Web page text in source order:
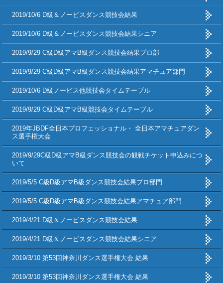
2019/10/6 D級＆ノービスダンス競技会結果
2019/10/6 D級＆ノービスダンス競技会結果シニア
2019/9/29 C級D級アマB級ダンス競技会結果プロ部
2019/9/29 C級D級アマB級ダンス競技会結果アマチュア部門
2019/10/6 D級ノービス他競技会タイムテーブル
2019/9/29 C級D級アマB級競技会タイムテーブル
2019年JBDF全日本プロフェッショナル・ 全日本アマチュアダン
ス選手権大会
2019/9/29C級D級アマB級ダンス競技会の観戦チケット申込みにつ
いて
2019/5/5 C級D級アマB級ダンス競技会結果プロ部門
2019/5/5 C級D級アマB級ダンス競技会結果アマチュア部門
2019/4/21 D級＆ノービスダンス競技会結果
2019/4/21 D級＆ノービスダンス競技会結果シニア
2019/3/10 第53回神奈川ダンス選手権大会 結果
2019/3/10 第53回神奈川ダンス選手権大会 結果